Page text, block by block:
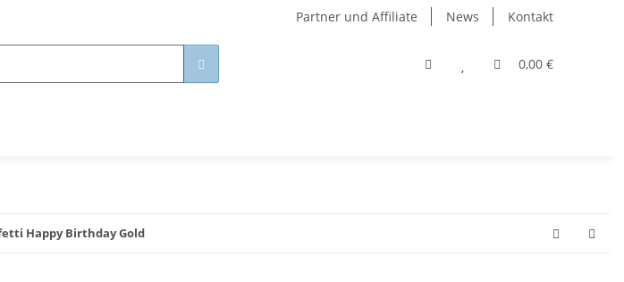
Partner und Affiliate News Kontakt
0,00 €
Happy Birthday Gold